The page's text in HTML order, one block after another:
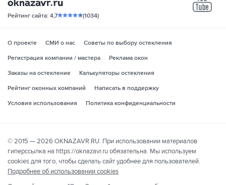
Рейтинг сайта: 4,7 (1034)
О проекте СМИ о нас
Советы по выбору остекления
Регистрация компании / мастера
Реклама окон
Заказы на остекление
Калькуляторы остекления
Рейтинг оконных компаний
Написать в поддержку
Условия использования
Политика конфиденциальности
© 2015 — 2026 OKNAZAVR.RU. При использовании материалов
гиперссылка на https://oknazavr.ru обязательна. Мы используем
cookies для того, чтобы сделать сайт удобнее для пользователей.
Подробнее об использовании cookies